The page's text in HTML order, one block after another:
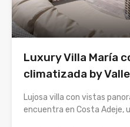
Luxury Villa María
climatizada by
Lujosa villa con vistas
encuentra en Costa Adeje,